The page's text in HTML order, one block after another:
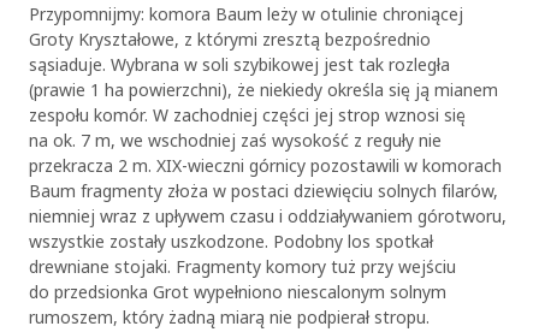
Przypomnijmy: komora Baum leży w otulinie chroniącej
Groty Kryształowe, z którymi zresztą bezpośrednio
sąsiaduje. Wybrana w soli szybikowej jest tak rozległa
(prawie 1 ha powierzchni), że niekiedy określa się ją mianem
zespołu komór. W zachodniej części jej strop wznosi się
na ok. 7 m, we wschodniej zaś wysokość z reguły nie
przekracza 2 m. XIX-wieczni górnicy pozostawili w komorach
Baum fragmenty złoża w postaci dziewięciu solnych filarów,
niemniej wraz z upływem czasu i oddziaływaniem górotworu,
wszystkie zostały uszkodzone. Podobny los spotkał
drewniane stojaki. Fragmenty komory tuż przy wejściu
do przedsionka Grot wypełniono niescalonym solnym
rumoszem, który żadną miarą nie podpierał stropu.